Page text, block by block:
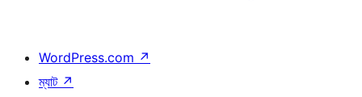
WordPress.com ↗
ম্যাট ↗